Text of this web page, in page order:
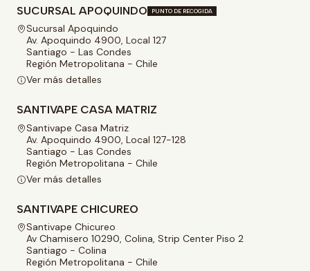
SUCURSAL APOQUINDO PUNTO DE RECOGIDA
Sucursal Apoquindo
Av. Apoquindo 4900, Local 127
Santiago - Las Condes
Región Metropolitana - Chile
Ver más detalles
SANTIVAPE CASA MATRIZ
Santivape Casa Matriz
Av. Apoquindo 4900, Local 127-128
Santiago - Las Condes
Región Metropolitana - Chile
Ver más detalles
SANTIVAPE CHICUREO
Santivape Chicureo
Av Chamisero 10290, Colina, Strip Center Piso 2
Santiago - Colina
Región Metropolitana - Chile